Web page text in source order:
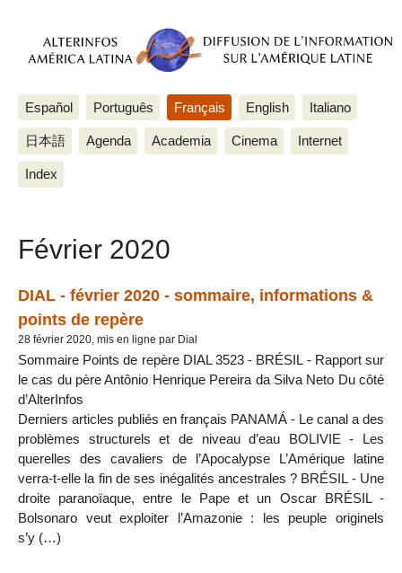
Español Português Français English Italiano
日本語 Agenda Academia Cinema Internet
Index
Février 2020
DIAL - février 2020 - sommaire, informations &
points de repère
28 février 2020, mis en ligne par Dial
Sommaire Points de repère DIAL 3523 - BRÉSIL - Rapport sur
le cas du père Antônio Henrique Pereira da Silva Neto Du côté
d’AlterInfos
Derniers articles publiés en français PANAMÁ - Le canal a des
problèmes structurels et de niveau d’eau BOLIVIE - Les
querelles des cavaliers de l’Apocalypse L’Amérique latine
verra-t-elle la fin de ses inégalités ancestrales ? BRÉSIL - Une
droite paranoïaque, entre le Pape et un Oscar BRÉSIL -
Bolsonaro veut exploiter l’Amazonie : les peuple originels
s’y (…)